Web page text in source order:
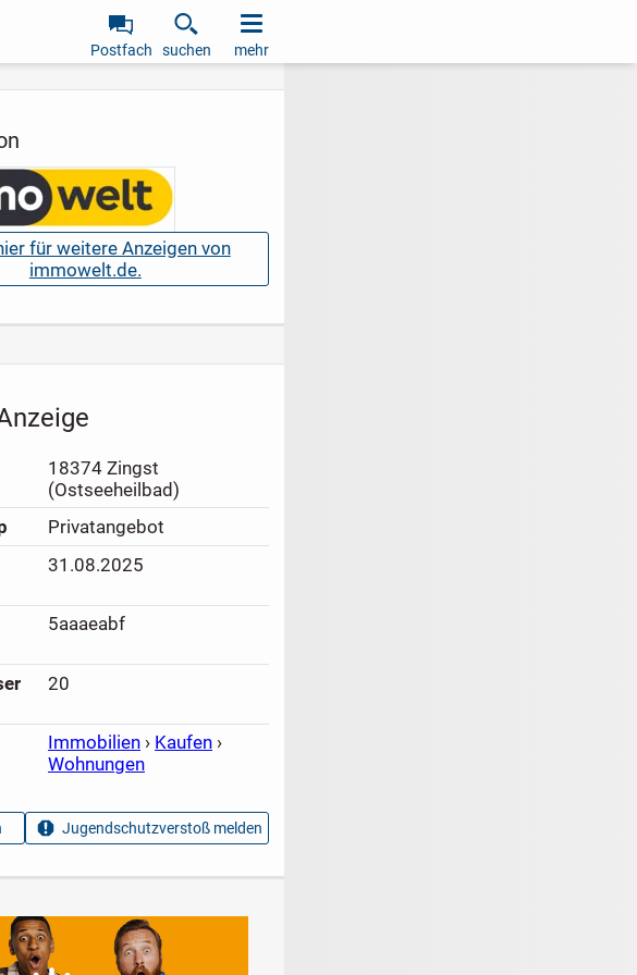
Postfach suchen mehr
für weitere Anzeigen von
immowelt.de.
18374 Zingst
(Ostseeheilbad)
Privatangebot
31.08.2025
5aaaeabf
20
Immobilien › Kaufen ›
Wohnungen
Jugendschutzverstoß melden